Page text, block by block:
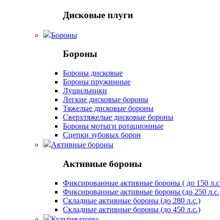
Дисковые плуги
Бороны
Бороны
Бороны дисковые
Бороны пружинные
Лущильники
Легкие дисковые бороны
Тяжелые дисковые бороны
Сверхтяжелые дисковые бороны
Бороны мотыги ротационные
Сцепки зубовых борон
Активные бороны
Активные бороны
Фиксированные активные бороны ( до 150
Фиксированные активные бороны (до 250
Складные активные бороны (до 280 л.с.)
Складные активные бороны (до 450 л.с.)